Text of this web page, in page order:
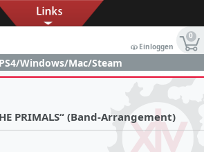
Einloggen
0
Windows/Mac/Steam
PRIMALS“ (Band-Arrangement)